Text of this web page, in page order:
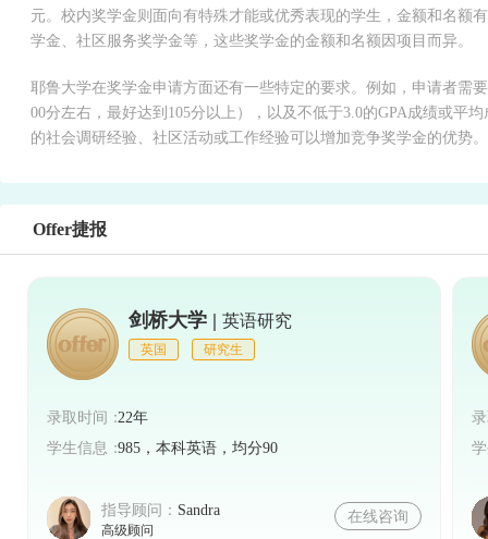
元。校内奖学金则面向有特殊才能或优秀表现的学生，金额和名额
学金、社区服务奖学金等，这些奖学金的金额和名额因项目而异。
耶鲁大学在奖学金申请方面还有一些特定的要求。例如，申请者需
00分左右，最好达到105分以上），以及不低于3.0的GPA成绩或平
的社会调研经验、社区活动或工作经验可以增加竞争奖学金的优势。
Offer捷报
剑桥大学 | 英语研究
英国 研究生
录取时间：22年
学生信息：985，本科英语，均分90
指导顾问： Sandra
高级顾问
在线咨询